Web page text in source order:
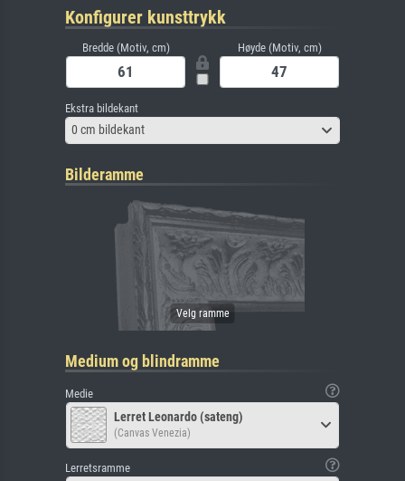
Konfigurer kunsttrykk
Bredde (Motiv, cm) Høyde (Motiv, cm)
Ekstra bildekant
0 cm bildekant
Bilderamme
Medium og blindramme
Medie
Lerret Leonardo (sateng)
(Canvas Venezia)
Lerretsramme